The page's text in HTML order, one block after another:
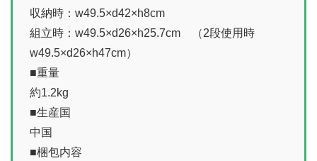
収納時：w49.5×d42×h8cm
組立時：w49.5×d26×h25.7cm （2段使用時
w49.5×d26×h47cm）
■重量
約1.2kg
■生産国
中国
■梱包内容